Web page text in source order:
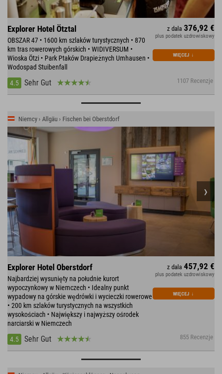
Explorer Hotel Ötztal
OBSZAR 47 • 1600 km szlaków turystycznych • 870
km tras rowerowych górskich • WIDIVERSUM •
Wioska Ötzi • Park Ptaków Drapieżnych Umhausen •
Wodospad Stuibenfall
4.5
Sehr Gut 1107 Recenzje
z dala 376,92 €
plus podatek uzdrowiskowy
WIĘCEJ ↓
Niemcy › Allgäu › Fischen bei Oberstdorf
Explorer Hotel Oberstdorf
Najbardziej wysunięty na południe kurort
wypoczynkowy w Niemczech • Idealny punkt
wypadowy na górskie wędrówki i wycieczki rowerowe
• 200 km szlaków turystycznych na wszystkich
wysokościach • Największy i najwyższy ośrodek
narciarski w Niemczech
4.5
Sehr Gut 855 Recenzje
z dala 457,92 €
plus podatek uzdrowiskowy
WIĘCEJ ↓